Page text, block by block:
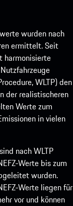
wurden nach
ermittelt. Seit
harmonisierte
WLTP) den
der realistischeren
Werte zum
in vielen
nach WLTP
Werte bis zum
wurden.
Werte liegen für
vor und können